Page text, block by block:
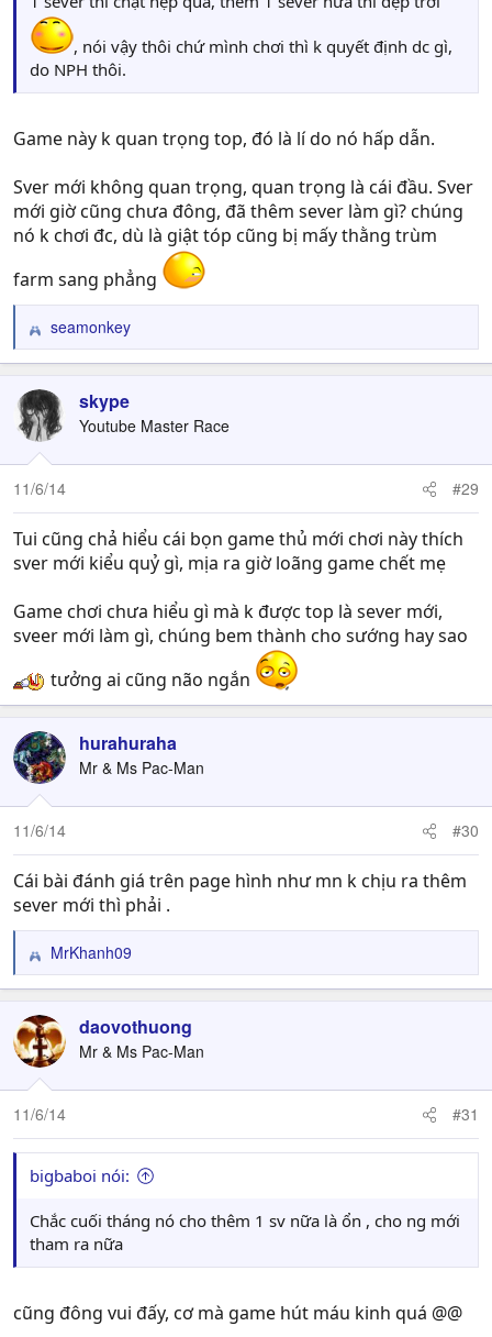
, nói vậy thôi chứ mình chơi thì k quyết định dc gì,
do NPH thôi.
Game này k quan trọng top, đó là lí do nó hấp dẫn.
Sver mới không quan trọng, quan trọng là cái đầu. Sver
mới giờ cũng chưa đông, đã thêm sever làm gì? chúng
nó k chơi đc, dù là giật tóp cũng bị mấy thằng trùm
farm sang phẳng
R
e
c
t
i
o
n
seamonkey
skype
Youtube Master Race
11/6/14 #29
Tui cũng chả hiểu cái bọn game thủ mới chơi này thích
sver mới kiểu quỷ gì, mịa ra giờ loãng game chết mẹ
Game chơi chưa hiểu gì mà k được top là sever mới,
sveer mới làm gì, chúng bem thành cho sướng hay sao
tưởng ai cũng não ngắn
hurahuraha
Mr & Ms Pac-Man
11/6/14 #30
Cái bài đánh giá trên page hình như mn k chịu ra thêm
sever mới thì phải .
R
e
c
t
i
o
n
:
MrKhanh09
daovothuong
Mr & Ms Pac-Man
11/6/14 #31
bigbaboi nói:
Chắc cuối tháng nó cho thêm 1 sv nữa là ổn , cho ng mới
tham ra nữa
cũng đông vui đấy, cơ mà game hút máu kinh quá @@